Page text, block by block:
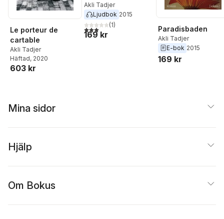
Le porteur de
cartable
Akli Tadjer
Häftad, 2020
603 kr
Akli Tadjer
Ljudbok 2015
3,0utav 5 stjärnor. Totalt antal röster:
(1)
169 kr
Paradisbaden
Akli Tadjer
E-bok 2015
169 kr
Mina sidor
Hjälp
Om Bokus